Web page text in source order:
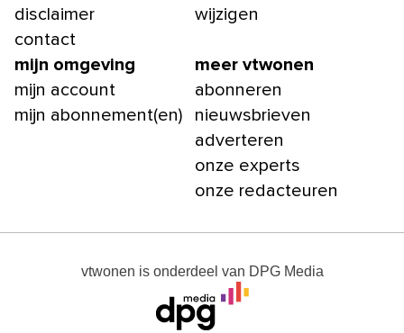
disclaimer
contact
wijzigen
mijn omgeving
mijn account
mijn abonnement(en)
meer vtwonen
abonneren
nieuwsbrieven
adverteren
onze experts
onze redacteuren
vtwonen is onderdeel van DPG Media